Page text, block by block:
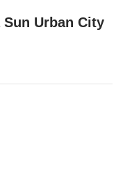
Urban City